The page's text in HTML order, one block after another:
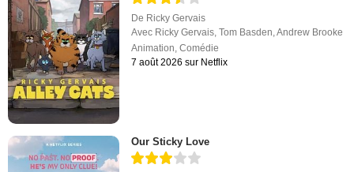
De Ricky Gervais
Avec Ricky Gervais,Tom Basden,Andrew Brooke
Animation,Comédie
7 août 2026 sur Netflix
Our Sticky Love